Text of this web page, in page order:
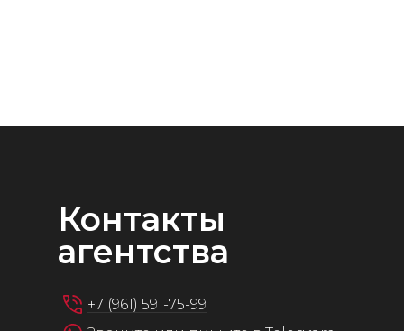
Контакты
агентства
+7 (961) 591-75-99